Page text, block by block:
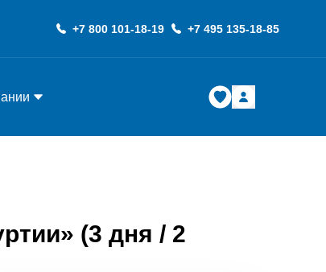
+7 800 101-18-19 +7 495 135-18-85
(3 дня / 2